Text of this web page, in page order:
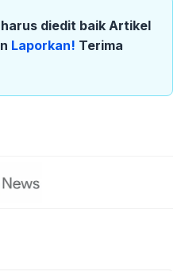
diedit baik Artikel
Laporkan! Terima